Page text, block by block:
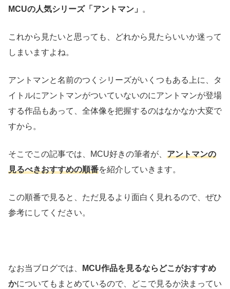
MCUの人気シリーズ「アントマン」 。
これから見たいと思っても、どれから見たらいいか迷って
しまいますよね。
アントマンと名前のつくシリーズがいくつもある上に、タ
イトルにアントマンがついていないのにアントマンが登場
する作品もあって、全体像を把握するのはなかなか大変で
すから。
そこでこの記事では、MCU好きの筆者が、 アントマンの
見るべきおすすめの順番を紹介していきます。
この順番で見ると、ただ見るより面白く見れるので、ぜひ
参考にしてください。
なお当ブログでは、
MCU作品を見るならどこがおすすめ
かについてもまとめているので、どこで見るか決まってい